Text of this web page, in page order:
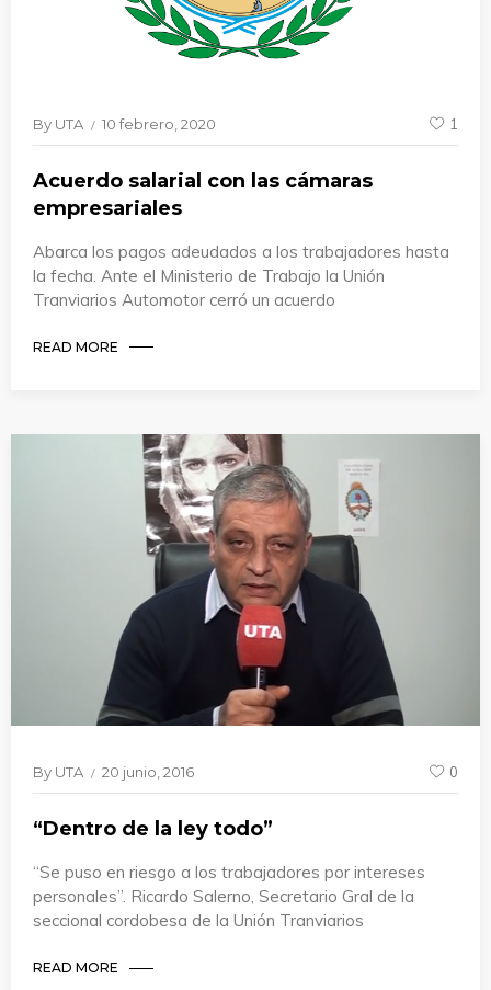
By UTA 10 febrero, 2020 1
Acuerdo salarial con las cámaras
empresariales
Abarca los pagos adeudados a los trabajadores hasta
la fecha. Ante el Ministerio de Trabajo la Unión
Tranviarios Automotor cerró un acuerdo
READ MORE
By UTA 20 junio, 2016 0
“Dentro de la ley todo”
“Se puso en riesgo a los trabajadores por intereses
personales”. Ricardo Salerno, Secretario Gral de la
seccional cordobesa de la Unión Tranviarios
READ MORE